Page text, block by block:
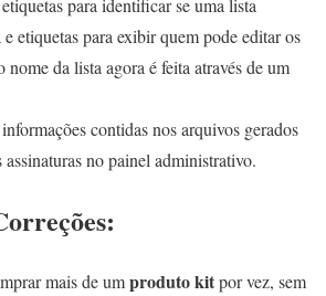
para identificar se uma lista
etiquetas para exibir quem pode editar os
da lista agora é feita através de um
contidas nos arquivos gerados
assinaturas no painel administrativo.
mais de umproduto kitpor vez, sem